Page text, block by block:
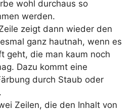
wohl durchaus so
werden.
zeigt dann wieder den
ganz hautnah, wenn es
geht, die man kaum noch
Dazu kommt eine
durch Staub oder
Zeilen, die den Inhalt von